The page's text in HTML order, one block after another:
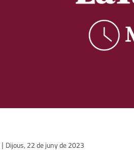
| Dijous, 22 de juny de 2023